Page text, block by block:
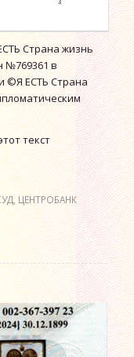
Страна жизнь
№769361 в
©Я ЕСТЬ Страна
текст
,ЦЕНТРОБАНК